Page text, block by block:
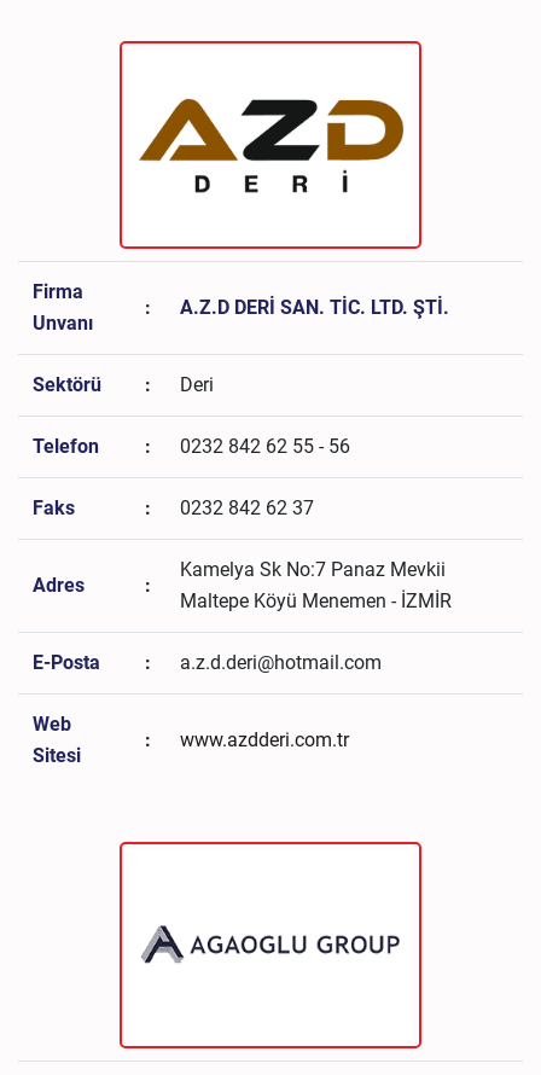
Firma
Unvanı
: A.Z.D DERİ SAN. TİC. LTD. ŞTİ.
Sektörü : Deri
Telefon : 0232 842 62 55 - 56
Faks : 0232 842 62 37
Adres :
Kamelya Sk No:7 Panaz Mevkii
Maltepe Köyü Menemen - İZMİR
E-Posta : a.z.d.deri@hotmail.com
Web
Sitesi
: www.azdderi.com.tr